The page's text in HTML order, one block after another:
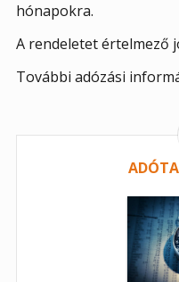
hónapokra.
A rendeletet értelmező
További adózási